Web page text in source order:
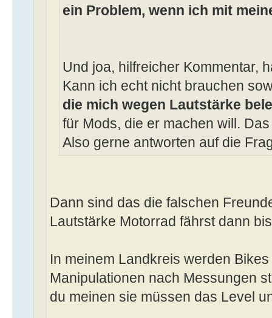
ein Problem, wenn ich mit
Und joa, hilfreicher Kommentar,
Kann ich echt nicht brauchen
die mich wegen Lautstärke
für Mods, die er machen will.
Also gerne antworten auf die
Dann sind das die falschen
Lautstärke Motorrad fährst dann
In meinem Landkreis werden
Manipulationen nach Messungen
du meinen sie müssen das Level